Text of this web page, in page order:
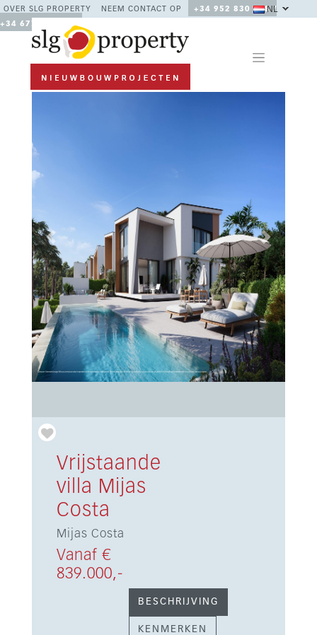
OVER SLG PROPERTY NEEM CONTACT OP
+34 952 830 378 /
+34 677 670 480
NL
Previous Next
Vrijstaande
villa Mijas
Costa
Mijas Costa
Vanaf €
839.000,-
BESCHRIJVING
KENMERKEN